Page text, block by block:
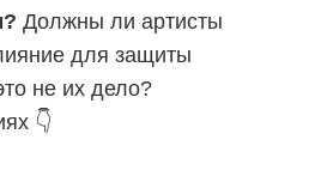
Должны ли артисты
для защиты
не их дело?
👇